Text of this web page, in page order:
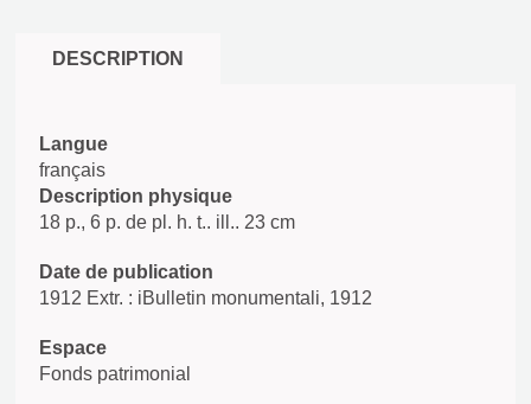
DESCRIPTION
Langue
français
Description physique
18 p., 6 p. de pl. h. t.. ill.. 23 cm
Date de publication
1912 Extr. : iBulletin monumentali, 1912
Espace
Fonds patrimonial